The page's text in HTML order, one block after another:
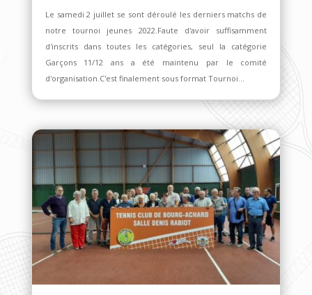
Le samedi 2 juillet se sont déroulé les derniers matchs de
notre tournoi jeunes 2022.Faute d'avoir suffisamment
d'inscrits dans toutes les catégories, seul la catégorie
Garçons 11/12 ans a été maintenu par le comité
d'organisation.C'est finalement sous format Tournoi...